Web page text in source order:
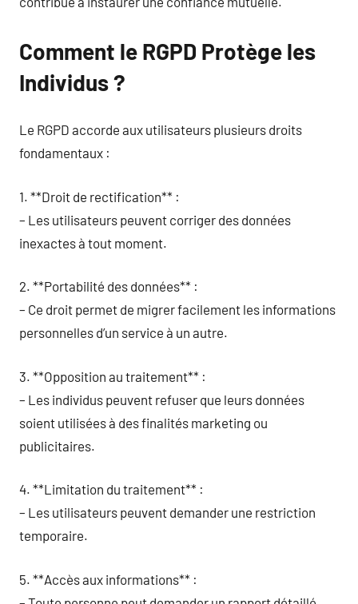
Comment le RGPD Protège les
Individus ?
Le RGPD accorde aux utilisateurs plusieurs droits
fondamentaux :
1. **Droit de rectification** :
– Les utilisateurs peuvent corriger des données
inexactes à tout moment.
2. **Portabilité des données** :
– Ce droit permet de migrer facilement les informations
personnelles d’un service à un autre.
3. **Opposition au traitement** :
– Les individus peuvent refuser que leurs données
soient utilisées à des finalités marketing ou
publicitaires.
4. **Limitation du traitement** :
– Les utilisateurs peuvent demander une restriction
temporaire.
5. **Accès aux informations** :